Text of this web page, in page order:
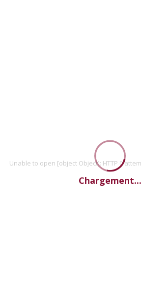
Unable to open [object Object]: HTTP 0
Chargement...